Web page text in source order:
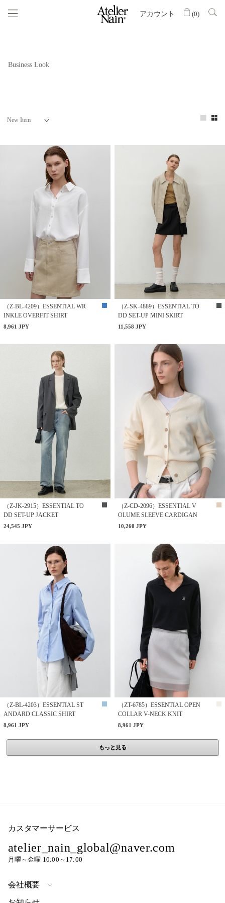
アカウント (0)
Business Look
（Z-BL-4209）ESSENTIAL WR
INKLE OVERFIT SHIRT
8,961 JPY
（Z-SK-4889）ESSENTIAL TO
DD SET-UP MINI SKIRT
11,558 JPY
（Z-JK-2915）ESSENTIAL TO
DD SET-UP JACKET
24,545 JPY
（Z-CD-2096）ESSENTIAL V
OLUME SLEEVE CARDIGAN
10,260 JPY
（Z-BL-4203）ESSENTIAL ST
ANDARD CLASSIC SHIRT
8,961 JPY
（ZT-6785）ESSENTIAL OPEN
COLLAR V-NECK KNIT
8,961 JPY
もっと見る
カスタマーサービス
atelier_nain_global@naver.com
月曜～金曜 10:00～17:00
会社概要